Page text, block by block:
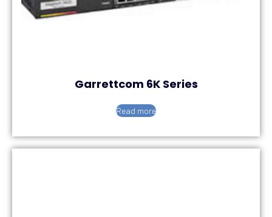
Garrettcom 6K Series
Read more